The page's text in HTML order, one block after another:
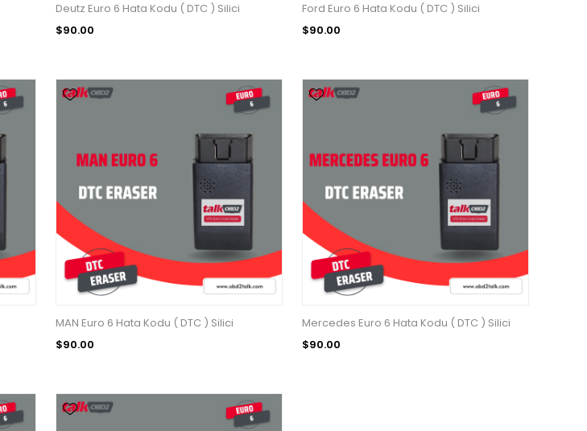
Deutz Euro 6 Hata Kodu ( DTC ) Silici
$90.00
Ford Euro 6 Hata Kodu ( DTC ) Silici
$90.00
MAN Euro 6 Hata Kodu ( DTC ) Silici
$90.00
Mercedes Euro 6 Hata Kodu ( DTC ) Silici
$90.00